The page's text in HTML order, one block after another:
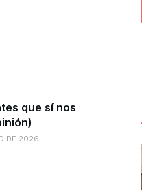
que sí nos
DE 2026